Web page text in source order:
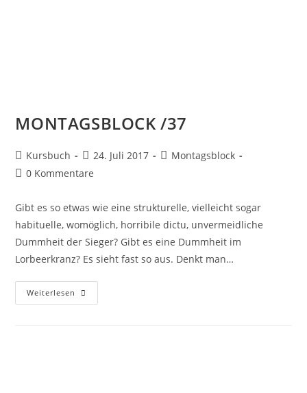
MONTAGSBLOCK /37
Kursbuch 24. Juli 2017
Montagsblock
0 Kommentare
Gibt es so etwas wie eine strukturelle, vielleicht sogar
habituelle, womöglich, horribile dictu, unvermeidliche
Dummheit der Sieger? Gibt es eine Dummheit im
Lorbeerkranz? Es sieht fast so aus. Denkt man…
Weiterlesen